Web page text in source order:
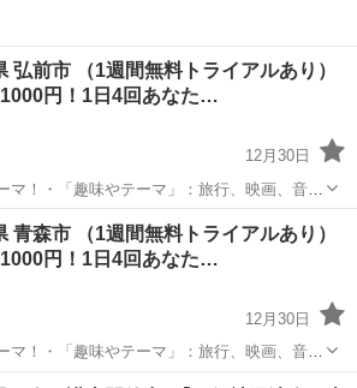
間無料トライアルあり）
円！1日4回あなた…
12月30日
マ！・「趣味やテーマ」：旅行、映画、音
のをもっと楽しめる情報をお届けします。
信 7:00: 目覚めの1通で1日を元気にスター
他 BTS
間無料トライアルあり）
円！1日4回あなた…
12月30日
マ！・「趣味やテーマ」：旅行、映画、音
のをもっと楽しめる情報をお届けします。
他